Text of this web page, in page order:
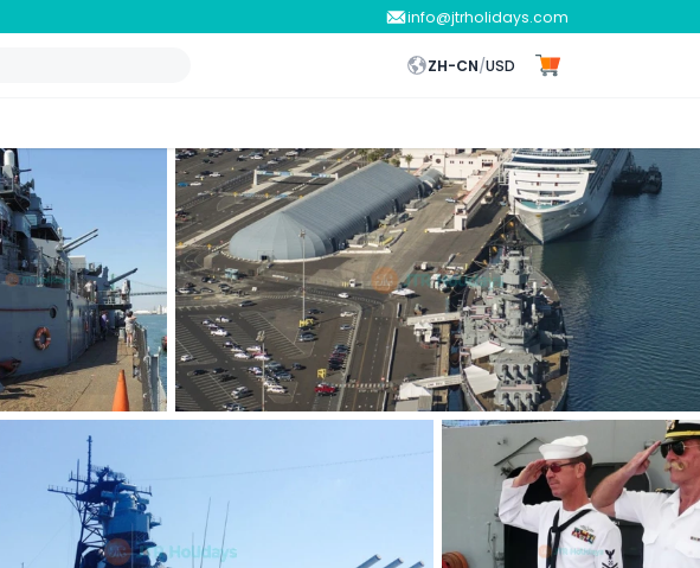
info@jtrholidays.com
ZH-CN/USD